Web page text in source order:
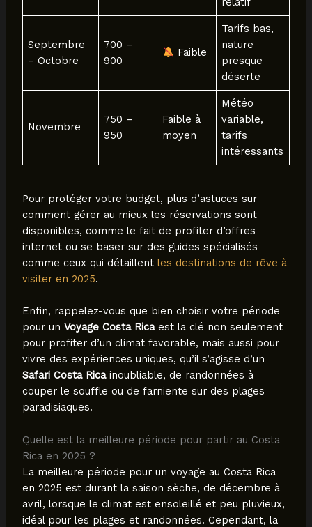
Septembre
– Octobre
700 –
900
Faible
Tarifs bas,
nature
presque
déserte
Novembre
750 –
950
Faible à
moyen
Météo
variable,
tarifs
intéressants
Pour protéger votre budget, plus d’astuces sur
comment gérer au mieux les réservations sont
disponibles, comme le fait de profiter d’offres
internet ou se baser sur des guides spécialisés
comme ceux qui détaillent les destinations de rêve à
visiter en 2025.
Enfin, rappelez-vous que bien choisir votre période
pour un Voyage Costa Ricaest la clé non seulement
pour profiter d’un climat favorable, mais aussi pour
vivre des expériences uniques, qu’il s’agisse d’un
Safari Costa Ricainoubliable, de randonnées à
couper le souffle ou de farniente sur des plages
paradisiaques.
Quelle est la meilleure période pour partir au Costa
Rica en 2025 ?
La meilleure période pour un voyage au Costa Rica
en 2025 est durant la saison sèche, de décembre à
avril, lorsque le climat est ensoleillé et peu pluvieux,
idéal pour les plages et randonnées. Cependant, la